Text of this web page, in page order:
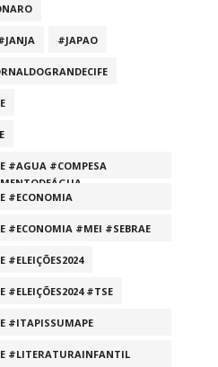
#JAPAO
#AGUA #COMPESA
#ECONOMIA
#ECONOMIA #MEI #SEBRAE
#ELEIÇÕES2024
#ELEIÇÕES2024 #TSE
#ITAPISSUMAPE
#LITERATURAINFANTIL